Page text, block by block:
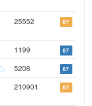
25552 87
1199 87
5208 87
210901 87